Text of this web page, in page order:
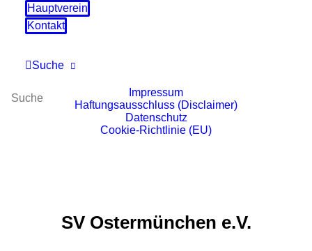
Hauptverein
Kontakt
Suche
Impressum
Haftungsausschluss (Disclaimer)
Datenschutz
Cookie-Richtlinie (EU)
SV Ostermünchen e.V.